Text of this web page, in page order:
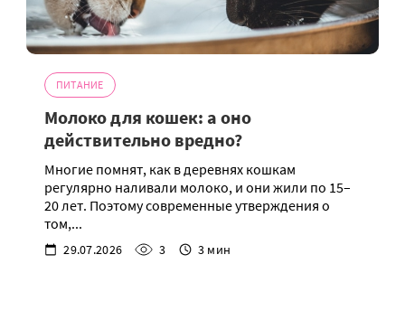
ПИТАНИЕ
Молоко для кошек: а оно
действительно вредно?
Многие помнят, как в деревнях кошкам
регулярно наливали молоко, и они жили по 15–
20 лет. Поэтому современные утверждения о
том,...
29.07.2026 3 3 мин